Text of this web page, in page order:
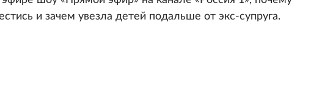
и зачем увезла детей подальше от экс-супруга.